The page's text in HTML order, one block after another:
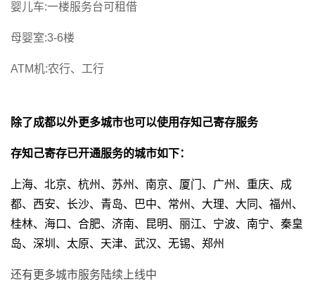
婴儿车:一楼服务台可租借
母婴室:3-6楼
ATM机:农行、工行
除了成都以外更多城市也可以使用存知己寄存服务
存知己寄存已开通服务的城市如下：
上海、北京、杭州、苏州、南京、厦门、广州、重庆、成
都、西安、长沙、青岛、巴中、常州、大理、大同、福州、
桂林、海口、合肥、济南、昆明、丽江、宁波、南宁、秦皇
岛、深圳、太原、天津、武汉、无锡、郑州
还有更多城市服务陆续上线中